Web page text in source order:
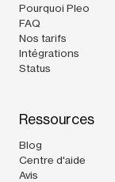
Pourquoi Pleo
FAQ
Nos tarifs
Intégrations
Status
Ressources
Blog
Centre d'aide
Avis